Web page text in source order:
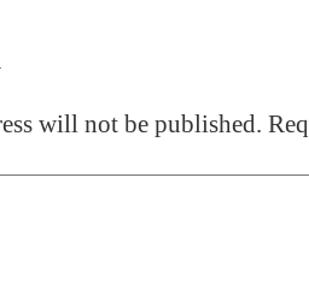
will not be published.